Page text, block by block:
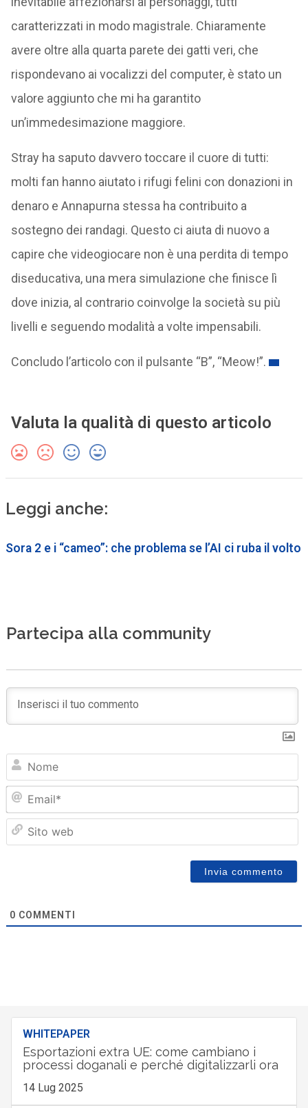
caratterizzati in modo magistrale. Chiaramente
avere oltre alla quarta parete dei gatti veri, che
rispondevano ai vocalizzi del computer, è stato un
valore aggiunto che mi ha garantito
un’immedesimazione maggiore.
Stray ha saputo davvero toccare il cuore di tutti:
molti fan hanno aiutato i rifugi felini con donazioni in
denaro e Annapurna stessa ha contribuito a
sostegno dei randagi. Questo ci aiuta di nuovo a
capire che videogiocare non è una perdita di tempo
diseducativa, una mera simulazione che finisce lì
dove inizia, al contrario coinvolge la società su più
livelli e seguendo modalità a volte impensabili.
Concludo l’articolo con il pulsante “B”, “Meow!”.
Valuta la qualità di questo articolo
Leggi anche:
Sora 2 e i “cameo”: che problema se l’AI ci ruba il volto
Partecipa alla community
0 COMMENTI
WHITEPAPER
Esportazioni extra UE: come cambiano i
processi doganali e perché digitalizzarli ora
14 Lug 2025